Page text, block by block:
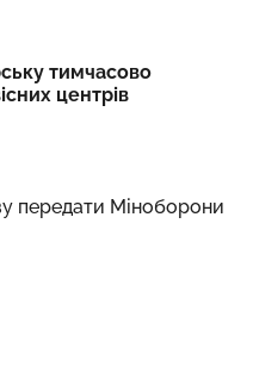
тимчасово
центрів
передати Міноборони